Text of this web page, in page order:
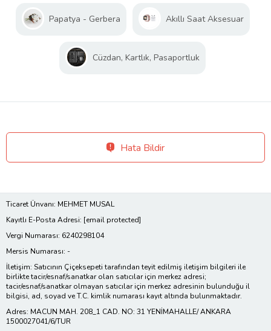
Papatya - Gerbera Akıllı Saat Aksesuar
Cüzdan, Kartlık, Pasaportluk
Hata Bildir
Ticaret Ünvanı: MEHMET MUSAL
Kayıtlı E-Posta Adresi: [email protected]
Vergi Numarası: 6240298104
Mersis Numarası: -
İletişim: Satıcının Çiçeksepeti tarafından teyit edilmiş iletişim bilgileri ile
birlikte tacir/esnaf/sanatkar olan satıcılar için merkez adresi;
tacir/esnaf/sanatkar olmayan satıcılar için merkez adresinin bulunduğu il
bilgisi, ad, soyad ve T.C. kimlik numarası kayıt altında bulunmaktadır.
Adres: MACUN MAH. 208_1 CAD. NO: 31 YENİMAHALLE/ ANKARA
1500027041/6/TUR